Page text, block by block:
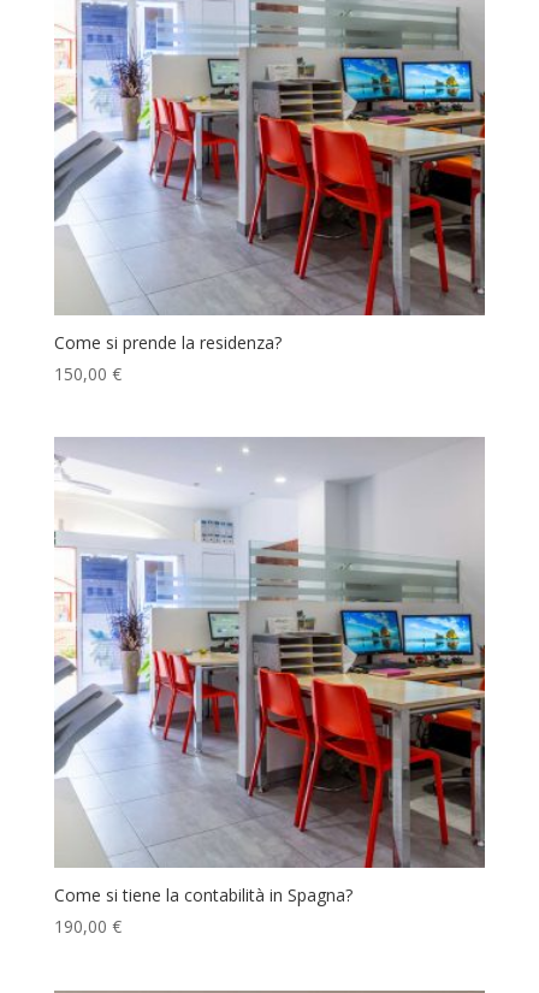
Come si prende la residenza?
150,00 €
Come si tiene la contabilità in Spagna?
190,00 €